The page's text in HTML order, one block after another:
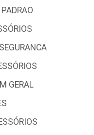
GERAL